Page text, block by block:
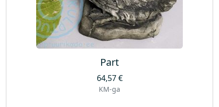
Part
64,57€
KM-ga